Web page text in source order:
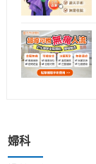
婦科